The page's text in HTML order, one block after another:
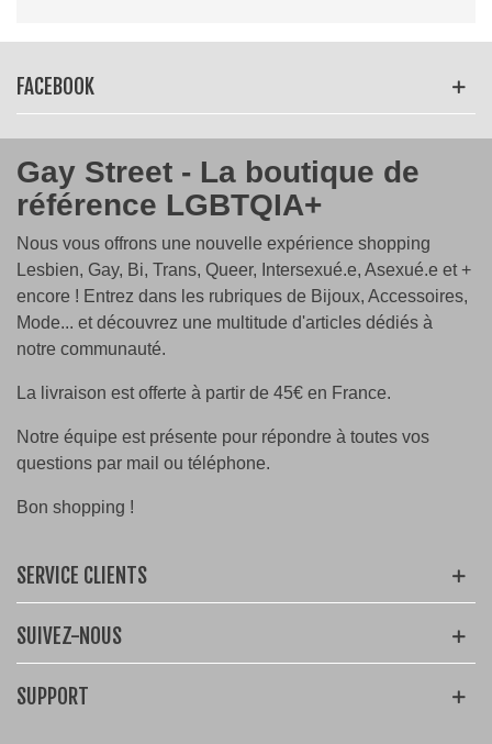
FACEBOOK
Gay Street - La boutique de
référence LGBTQIA+
Nous vous offrons une nouvelle expérience shopping
Lesbien, Gay, Bi, Trans, Queer, Intersexué.e, Asexué.e et +
encore ! Entrez dans les rubriques de Bijoux, Accessoires,
Mode... et découvrez une multitude d'articles dédiés à
notre communauté.
La livraison est offerte à partir de 45€ en France.
Notre équipe est présente pour répondre à toutes vos
questions par mail ou téléphone.
Bon shopping !
SERVICE CLIENTS
SUIVEZ-NOUS
SUPPORT